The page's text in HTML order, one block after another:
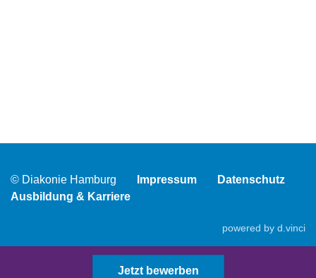
Jetzt bewerben
© Diakonie Hamburg Impressum
Datenschutz
Ausbildung & Karriere
powered by d.vinci